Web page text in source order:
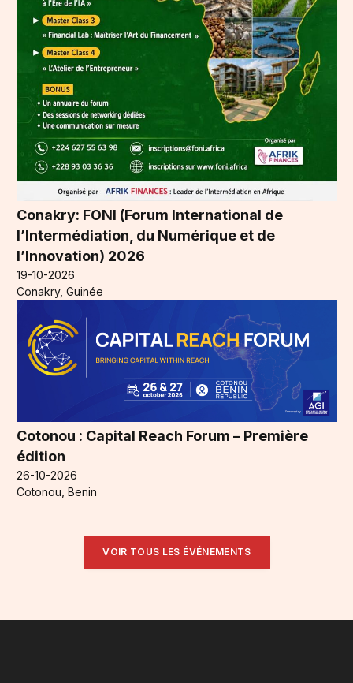
Conakry: FONI (Forum International de
l’Intermédiation, du Numérique et de
l’Innovation) 2026
19-10-2026
Conakry, Guinée
Cotonou : Capital Reach Forum – Première
édition
26-10-2026
Cotonou, Benin
VOIR TOUS LES ÉVÉNEMENTS